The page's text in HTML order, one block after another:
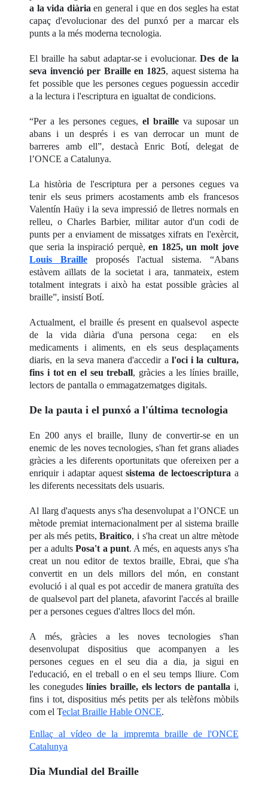
a la vida diària en general i que en dos segles ha estat
capaç d'evolucionar des del punxó per a marcar els
punts a la més moderna tecnologia.
El braille ha sabut adaptar-se i evolucionar.Des de la
seva invenció per Braille en 1825, aquest sistema ha
fet possible que les persones cegues poguessin accedir
a la lectura i l'escriptura en igualtat de condicions.
“Per a les persones cegues, el brailleva suposar un
abans i un després i es van derrocar un munt de
barreres amb ell”, destacà Enric Botí, delegat de
l’ONCE a Catalunya.
La història de l'escriptura per a persones cegues va
tenir els seus primers acostaments amb els francesos
Valentín Haüy i la seva impressió de lletres normals en
relleu, o Charles Barbier, militar autor d'un codi de
punts per a enviament de missatges xifrats en l'exèrcit,
que seria la inspiració perquè,en 1825, un molt jove
Louis Braille proposés l'actual sistema. “Abans
estàvem aïllats de la societat i ara, tanmateix, estem
totalment integrats i això ha estat possible gràcies al
braille”, insistí Botí.
Actualment, el braille és present en qualsevol aspecte
de la vida diària d'una persona cega: en els
medicaments i aliments, en els seus desplaçaments
diaris, en la seva manera d'accedir a l'oci i la cultura,
fins i tot en el seu treball, gràcies a les línies braille,
lectors de pantalla o emmagatzematges digitals.
De la pauta i el punxó a l'última tecnologia
En 200 anys el braille, lluny de convertir-se en un
enemic de les noves tecnologies, s'han fet grans aliades
gràcies a les diferents oportunitats que ofereixen per a
enriquir i adaptar aquestsistema de lectoescriptura a
les diferents necessitats dels usuaris.
Al llarg d'aquests anys s'ha desenvolupat a l’ONCE un
mètode premiat internacionalment per al sistema braille
per als més petits,Braitico, i s'ha creat un altre mètode
per a adultsPosa't a punt. A més, en aquests anys s'ha
creat un nou editor de textos braille, Ebrai, que s'ha
convertit en un dels millors del món, en constant
evolució i al qual es pot accedir de manera gratuïta des
de qualsevol part del planeta, afavorint l'accés al braille
per a persones cegues d'altres llocs del món.
A més, gràcies a les noves tecnologies s'han
desenvolupat dispositius que acompanyen a les
persones cegues en el seu dia a dia, ja sigui en
l'educació, en el treball o en el seu temps lliure. Com
les conegudeslínies braille, els lectors de pantalla i,
fins i tot, dispositius més petits per als telèfons mòbils
com el Teclat Braille Hable ONCE.
Enllaç al vídeo de la impremta braille de l'ONCE
Catalunya
Dia Mundial del Braille